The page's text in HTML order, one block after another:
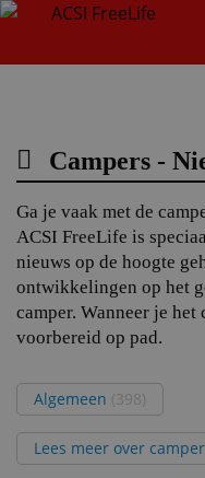
Campers -
Ga je vaak met de
ACSI FreeLife is
nieuws op de hoogte
ontwikkelingen op het
camper. Wanneer je
voorbereid op pad.
Algemeen (398)
Lees meer over